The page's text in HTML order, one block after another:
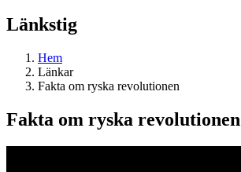
Länkstig
Hem
Länkar
Fakta om ryska revolutionen
Fakta om ryska revolutionen